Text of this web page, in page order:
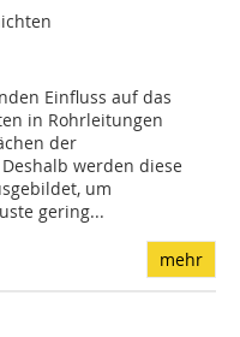
Einfluss auf das
in Rohrleitungen
der
werden diese
um
gering...
mehr